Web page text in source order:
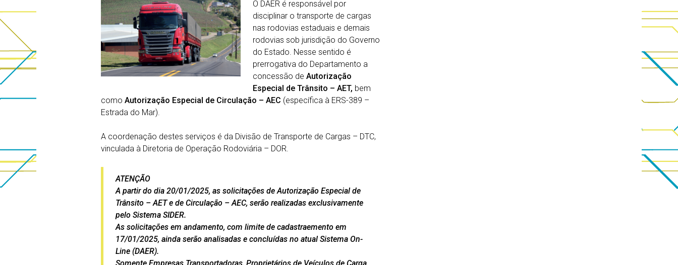
O DAER é responsável por
disciplinar o transporte de cargas
nas rodovias estaduais e demais
rodovias sob jurisdição do Governo
do Estado. Nesse sentido é
prerrogativa do Departamento a
concessão de Autorização
Especial de Trânsito – AET, bem
como Autorização Especial de Circulação – AEC (específica à ERS-389 –
Estrada do Mar).
A coordenação destes serviços é da Divisão de Transporte de Cargas – DTC,
vinculada à Diretoria de Operação Rodoviária – DOR.
ATENÇÃO
A partir do dia 20/01/2025, as solicitações de Autorização Especial de
Trânsito – AET e de Circulação – AEC, serão realizadas exclusivamente
pelo Sistema SIDER.
As solicitações em andamento, com limite de cadastraemento em
17/01/2025, ainda serão analisadas e concluídas no atual Sistema On-
Line (DAER).